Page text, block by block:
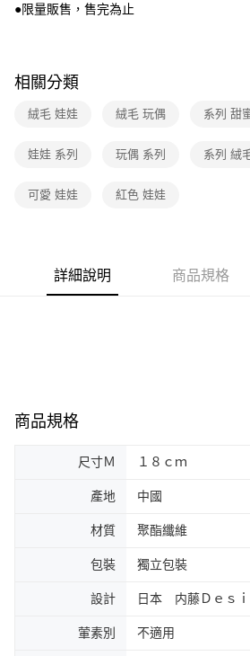
●限量販售，售完為止
相關分類
絨毛 娃娃 絨毛 玩偶 系列 甜
娃娃 系列 玩偶 系列 系列 絨
可愛 娃娃 紅色 娃娃
詳細說明 商品規格
商品規格
尺寸Ｍ １８ｃｍ
產地 中國
材質 聚酯纖維
包裝 獨立包裝
設計 日本 内藤Ｄｅｓ
葷素別 不適用